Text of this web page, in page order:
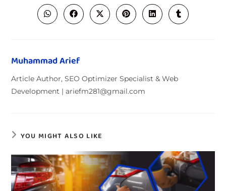
Muhammad Arief
Article Author, SEO Optimizer Specialist & Web
Development | ariefm281@gmail.com
YOU MIGHT ALSO LIKE